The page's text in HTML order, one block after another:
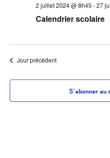
2 juillet 2024 @ 8h45 -27
Calendrier scolaire
Jour précédent
S’abonner au